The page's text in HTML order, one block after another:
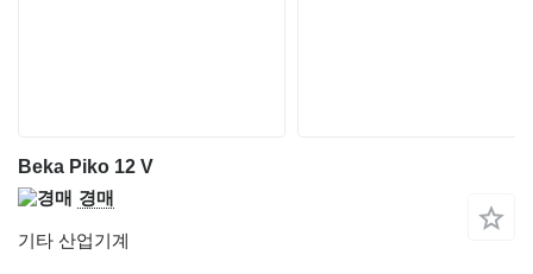
Beka Piko 12 V
경매
기타 산업기계